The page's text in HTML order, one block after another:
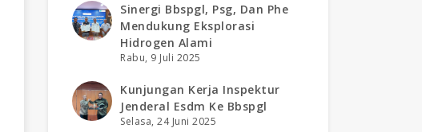
Sinergi Bbspgl, Psg, Dan Phe
Mendukung Eksplorasi
Hidrogen Alami
Rabu, 9 Juli 2025
Kunjungan Kerja Inspektur
Jenderal Esdm Ke Bbspgl
Selasa, 24 Juni 2025